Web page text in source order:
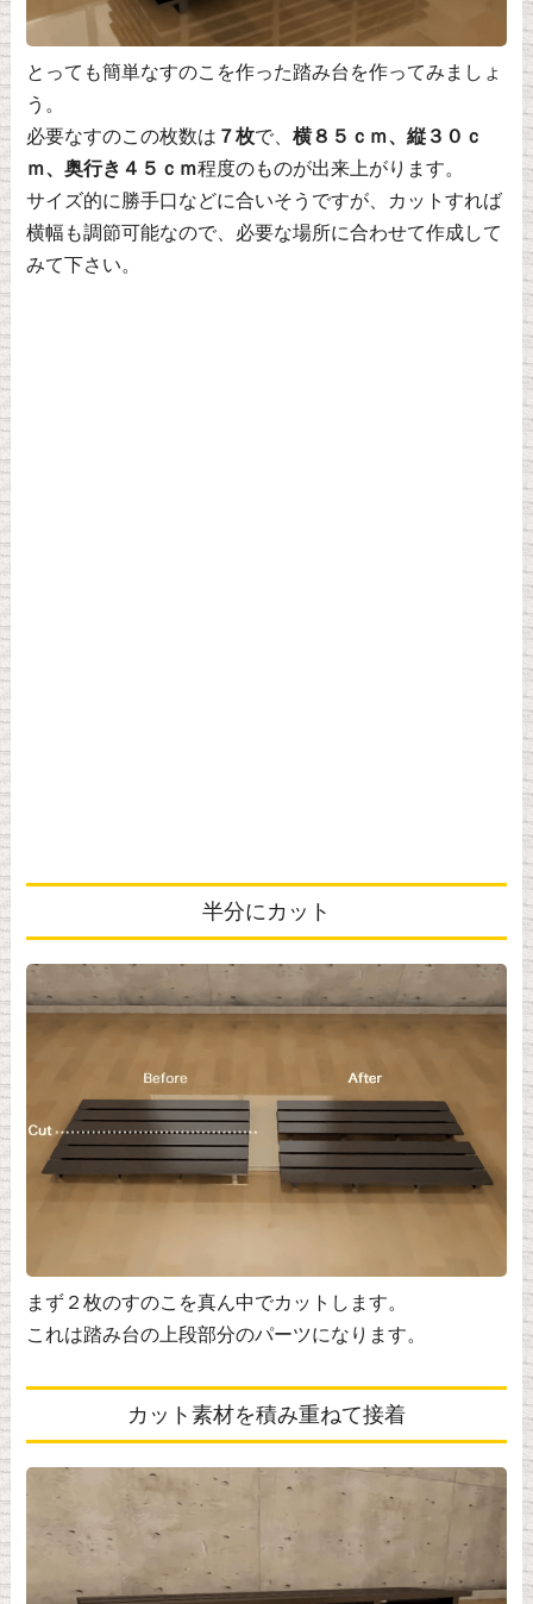
とっても簡単なすのこを作った踏み台を作ってみましょ
う。
必要なすのこの枚数は ７枚で、 横８５ｃｍ、縦３０ｃ
ｍ、奥行き４５ｃｍ程度のものが出来上がります。
サイズ的に勝手口などに合いそうですが、カットすれば
横幅も調節可能なので、必要な場所に合わせて作成して
みて下さい。
半分にカット
まず２枚のすのこを真ん中でカットします。
これは踏み台の上段部分のパーツになります。
カット素材を積み重ねて接着